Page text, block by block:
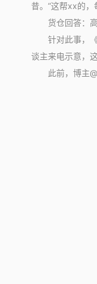
昔。“这帮xx的
货仓回答：高
针对此事，《
谈主来电示意，
此前，博主@